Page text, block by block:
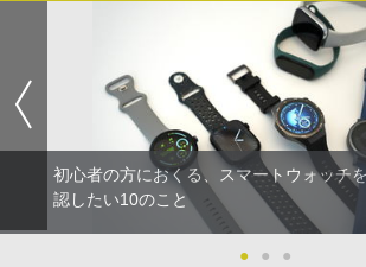
初心者の方におくる、スマートウォッチ
認したい10のこと
● ● ●